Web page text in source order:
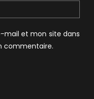
mail et mon site dans
commentaire.